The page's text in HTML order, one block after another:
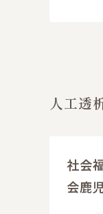
人工透
社会
会鹿